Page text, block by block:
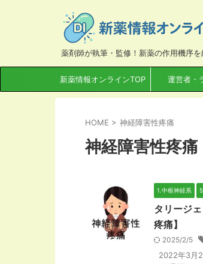
薬剤師が執筆・監修！新薬の作用機序を
新薬情報オンラインTOP 運営者・
HOME > 神経障害性疼痛
神経障害性疼痛
1.中枢神経系
タリージ
疼痛】
2025/2/5
2022年3月